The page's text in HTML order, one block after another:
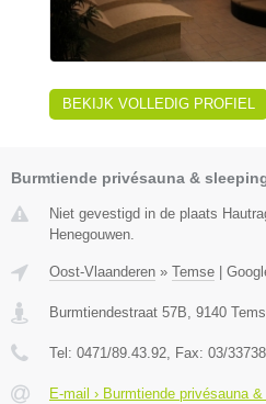
BEKIJK VOLLEDIG PROFIEL
Burmtiende privésauna &
Niet gevestigd in de plaats
Henegouwen.
Oost-Vlaanderen » Temse
Burmtiendestraat 57B, 9140
Tel: 0471/89.43.92, Fax: 03/
E-mail › Burmtiende privésauna